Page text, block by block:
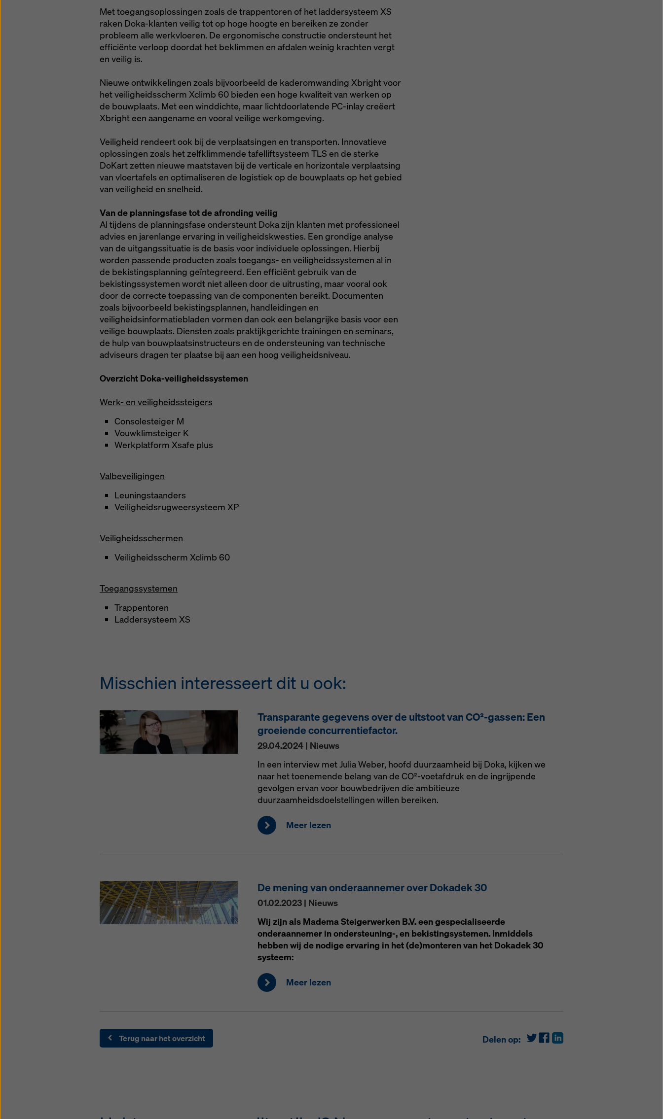
Met toegangsoplossingen zoals de trappentoren of het laddersysteem XS
raken Doka-klanten veilig tot op hoge hoogte en bereiken ze zonder
probleem alle werkvloeren. De ergonomische constructie ondersteunt het
efficiënte verloop doordat het beklimmen en afdalen weinig krachten vergt
en veilig is.
Nieuwe ontwikkelingen zoals bijvoorbeeld de kaderomwanding Xbright voor
het veiligheidsscherm Xclimb 60 bieden een hoge kwaliteit van werken op
de bouwplaats. Met een winddichte, maar lichtdoorlatende PC-inlay creëert
Xbright een aangename en vooral veilige werkomgeving.
Veiligheid rendeert ook bij de verplaatsingen en transporten. Innovatieve
oplossingen zoals het zelfklimmende tafelliftsysteem TLS en de sterke
DoKart zetten nieuwe maatstaven bij de verticale en horizontale verplaatsing
van vloertafels en optimaliseren de logistiek op de bouwplaats op het gebied
van veiligheid en snelheid.
Van de planningsfase tot de afronding veilig
Al tijdens de planningsfase ondersteunt Doka zijn klanten met professioneel
advies en jarenlange ervaring in veiligheidskwesties. Een grondige analyse
van de uitgangssituatie is de basis voor individuele oplossingen. Hierbij
worden passende producten zoals toegangs- en veiligheidssystemen al in
de bekistingsplanning geïntegreerd. Een efficiënt gebruik van de
bekistingssystemen wordt niet alleen door de uitrusting, maar vooral ook
door de correcte toepassing van de componenten bereikt. Documenten
zoals bijvoorbeeld bekistingsplannen, handleidingen en
veiligheidsinformatiebladen vormen dan ook een belangrijke basis voor een
veilige bouwplaats. Diensten zoals praktijkgerichte trainingen en seminars,
de hulp van bouwplaatsinstructeurs en de ondersteuning van technische
adviseurs dragen ter plaatse bij aan een hoog veiligheidsniveau.
Overzicht Doka-veiligheidssystemen
Werk- en veiligheidssteigers
Consolesteiger M
Vouwklimsteiger K
Werkplatform Xsafe plus
Valbeveiligingen
Leuningstaanders
Veiligheidsrugweersysteem XP
Veiligheidsschermen
Veiligheidsscherm Xclimb 60
Toegangssystemen
Trappentoren
Laddersysteem XS
Misschien interesseert dit u ook:
Transparante gegevens over de uitstoot van CO²-gassen: Een
groeiende concurrentiefactor.
29.04.2024 | Nieuws
In een interview met Julia Weber, hoofd duurzaamheid bij Doka, kijken we
naar het toenemende belang van de CO²-voetafdruk en de ingrijpende
gevolgen ervan voor bouwbedrijven die ambitieuze
duurzaamheidsdoelstellingen willen bereiken.
Meer lezen
De mening van onderaannemer over Dokadek 30
01.02.2023 | Nieuws
Wij zijn als Madema Steigerwerken B.V. een gespecialiseerde
onderaannemer in ondersteuning-, en bekistingsystemen. Inmiddels
hebben wij de nodige ervaring in het (de)monteren van het Dokadek 30
systeem:
Meer lezen
Delen op:
Terug naar het overzicht